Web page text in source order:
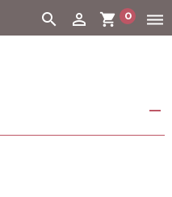
dehaze
shopping_cart 0
person_outline
search
remove